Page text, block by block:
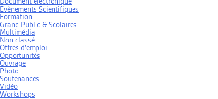
Evènements Scientifiques
Formation
Grand Public & Scolaires
Multimédia
Non classé
Offres d'emploi
Opportunités
Ouvrage
Photo
Soutenances
Vidéo
Workshops